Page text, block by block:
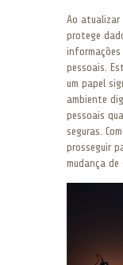
Ao atualizar
protege
pessoais.
um papel
ambiente
pessoais
seguras.
prosseguir
mudança de